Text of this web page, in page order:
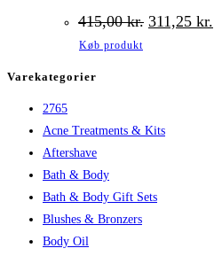
415,00kr. Den
oprindelige
311,25 kr.
Køb produkt
Varekategorier
2765
Acne Treatments & Kits
Aftershave
Bath & Body
Bath & Body Gift Sets
Blushes & Bronzers
Body Oil